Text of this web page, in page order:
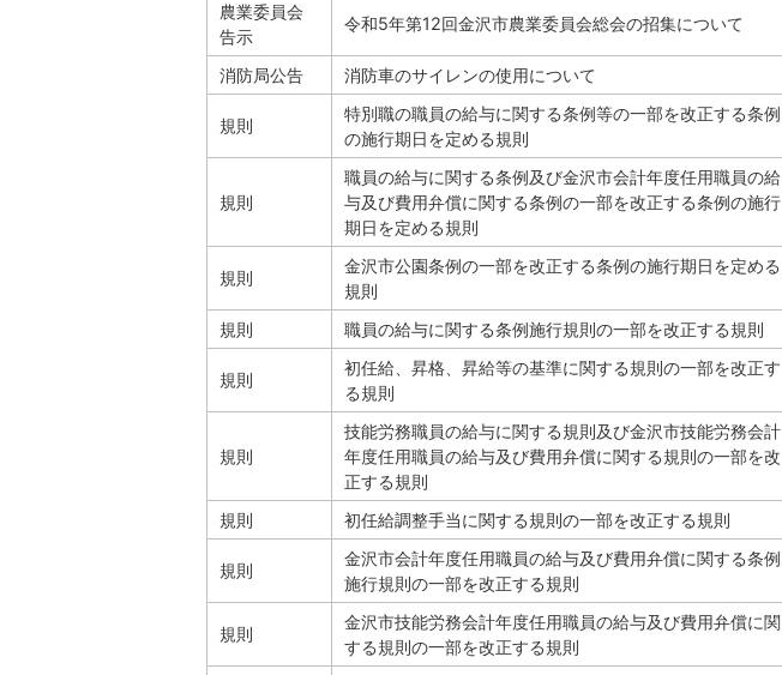
農業委員会
告示
令和5年第12回金沢市農業委員会総会の招集について
消防局公告 消防車のサイレンの使用について
規則
特別職の職員の給与に関する条例等の一部を改正する条例
の施行期日を定める規則
規則
職員の給与に関する条例及び金沢市会計年度任用職員の給
与及び費用弁償に関する条例の一部を改正する条例の施行
期日を定める規則
規則
金沢市公園条例の一部を改正する条例の施行期日を定める
規則
規則 職員の給与に関する条例施行規則の一部を改正する規則
規則
初任給、昇格、昇給等の基準に関する規則の一部を改正す
る規則
規則
技能労務職員の給与に関する規則及び金沢市技能労務会計
年度任用職員の給与及び費用弁償に関する規則の一部を改
正する規則
規則 初任給調整手当に関する規則の一部を改正する規則
規則
金沢市会計年度任用職員の給与及び費用弁償に関する条例
施行規則の一部を改正する規則
規則
金沢市技能労務会計年度任用職員の給与及び費用弁償に関
する規則の一部を改正する規則